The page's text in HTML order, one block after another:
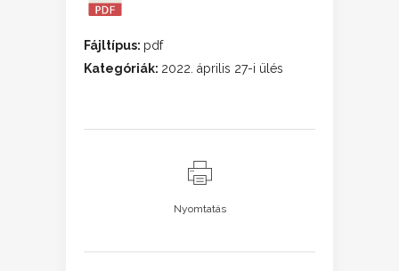
Fájltípus: pdf
Kategóriák: 2022. április 27-i ülés
Nyomtatás